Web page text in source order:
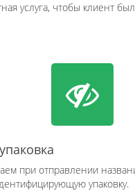
услуга, чтобы клиент
при отправлении
упаковку.